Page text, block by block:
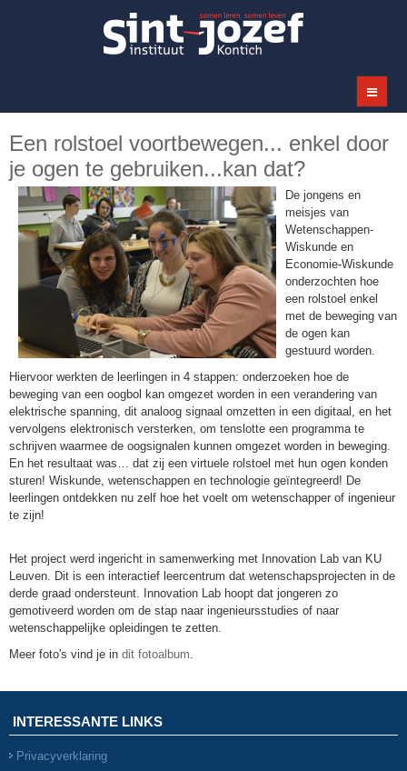
Een rolstoel voortbewegen... enkel door
je ogen te gebruiken...kan dat?
De jongens en
meisjes van
Wetenschappen-
Wiskunde en
Economie-Wiskunde
onderzochten hoe
een rolstoel enkel
met de beweging van
de ogen kan
gestuurd worden.
Hiervoor werkten de leerlingen in 4 stappen: onderzoeken hoe de
beweging van een oogbol kan omgezet worden in een verandering van
elektrische spanning, dit analoog signaal omzetten in een digitaal, en het
vervolgens elektronisch versterken, om tenslotte een programma te
schrijven waarmee de oogsignalen kunnen omgezet worden in beweging.
En het resultaat was… dat zij een virtuele rolstoel met hun ogen konden
sturen! Wiskunde, wetenschappen en technologie geïntegreerd! De
leerlingen ontdekken nu zelf hoe het voelt om wetenschapper of ingenieur
te zijn!
Het project werd ingericht in samenwerking met Innovation Lab van KU
Leuven. Dit is een interactief leercentrum dat wetenschapsprojecten in de
derde graad ondersteunt. Innovation Lab hoopt dat jongeren zo
gemotiveerd worden om de stap naar ingenieursstudies of naar
wetenschappelijke opleidingen te zetten.
Meer foto's vind je in dit fotoalbum.
INTERESSANTE LINKS
Privacyverklaring